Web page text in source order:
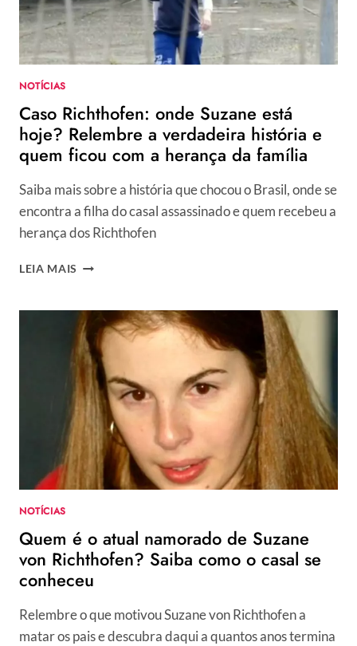
NOTÍCIAS
Caso Richthofen: onde Suzane está
hoje? Relembre a verdadeira história e
quem ficou com a herança da família
Saiba mais sobre a história que chocou o Brasil, onde se
encontra a filha do casal assassinado e quem recebeu a
herança dos Richthofen
LEIA MAIS CASO
SUZANE
ESTÁ
HOJE?
RELEMBRE
A
VERDADEIRA
HISTÓRIA
QUEM
FICOU
COM
DA
FAMÍLIA
NOTÍCIAS
Quem é o atual namorado de Suzane
von Richthofen? Saiba como o casal se
conheceu
Relembre o que motivou Suzane von Richthofen a
matar os pais e descubra daqui a quantos anos termina